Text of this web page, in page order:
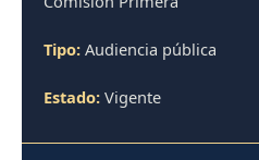
Tipo: Audiencia pública
Estado: Vigente